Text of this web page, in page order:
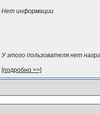
Нет информации
У этого пользователя нет
[подробно >>]